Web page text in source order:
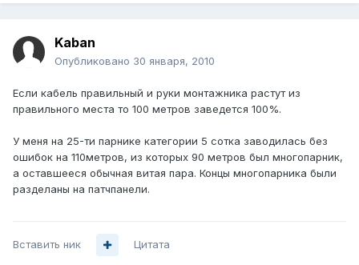
Kaban
Опубликовано 30 января, 2010
Если кабель правильный и руки монтажника растут из
правильного места то 100 метров заведется 100%.
У меня на 25-ти парнике категории 5 сотка заводилась без
ошибок на 110метров, из которых 90 метров был многопарник,
а оставшееся обычная витая пара. Концы многопарника были
разделаны на патчпанели.
Вставить ник Цитата